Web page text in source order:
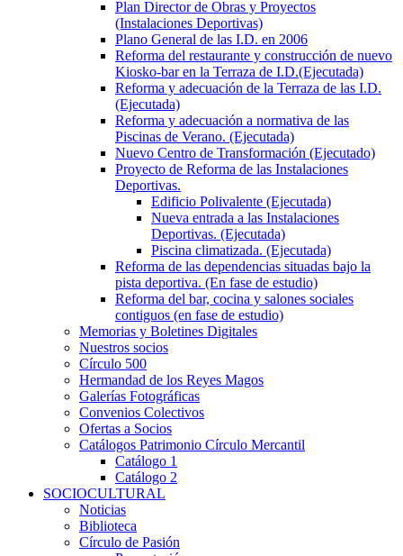
Plan Director de Obras y Proyectos
(Instalaciones Deportivas)
Plano General de las I.D. en 2006
Reforma del restaurante y construcción de nuevo
Kiosko-bar en la Terraza de I.D.(Ejecutada)
Reforma y adecuación de la Terraza de las I.D.
(Ejecutada)
Reforma y adecuación a normativa de las
Piscinas de Verano. (Ejecutada)
Nuevo Centro de Transformación (Ejecutado)
Proyecto de Reforma de las Instalaciones
Deportivas.
Edificio Polivalente (Ejecutada)
Nueva entrada a las Instalaciones
Deportivas. (Ejecutada)
Piscina climatizada. (Ejecutada)
Reforma de las dependencias situadas bajo la
pista deportiva. (En fase de estudio)
Reforma del bar, cocina y salones sociales
contiguos (en fase de estudio)
Memorias y Boletines Digitales
Nuestros socios
Círculo 500
Hermandad de los Reyes Magos
Galerías Fotográficas
Convenios Colectivos
Ofertas a Socios
Catálogos Patrimonio Círculo Mercantil
Catálogo 1
Catálogo 2
SOCIOCULTURAL
Noticias
Biblioteca
Círculo de Pasión